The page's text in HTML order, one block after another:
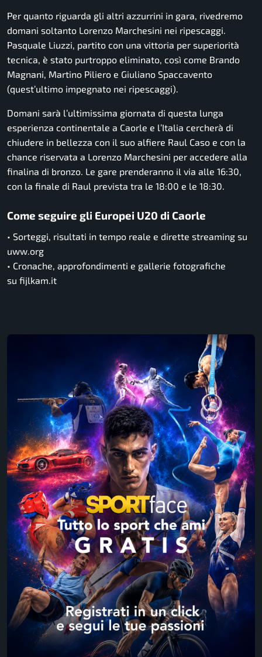
Per quanto riguarda gli altri azzurrini in gara, rivedremo
domani soltanto Lorenzo Marchesini nei ripescaggi.
Pasquale Liuzzi, partito con una vittoria per superiorità
tecnica, è stato purtroppo eliminato, così come Brando
Magnani, Martino Piliero e Giuliano Spaccavento
(quest’ultimo impegnato nei ripescaggi).
Domani sarà l’ultimissima giornata di questa lunga
esperienza continentale a Caorle e l’Italia cercherà di
chiudere in bellezza con il suo alfiere Raul Caso e con la
chance riservata a Lorenzo Marchesini per accedere alla
finalina di bronzo. Le gare prenderanno il via alle 16:30,
con la finale di Raul prevista tra le 18:00 e le 18:30.
Come seguire gli Europei U20 di Caorle
• Sorteggi, risultati in tempo reale e dirette streaming su
uww.org
• Cronache, approfondimenti e gallerie fotografiche
su fijlkam.it